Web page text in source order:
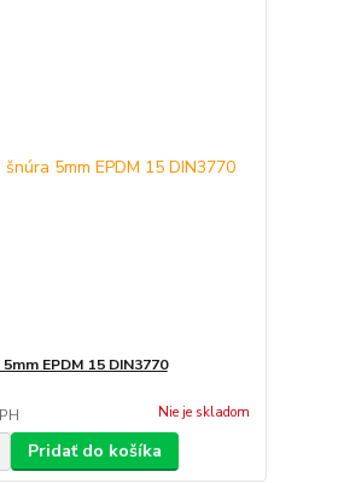
EPDM 15 DIN3770
Nie je skladom
Pridať do košíka